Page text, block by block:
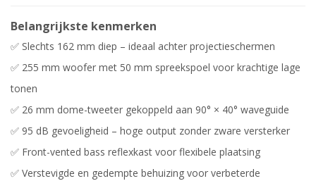
Belangrijkste kenmerken
✅ Slechts 162 mm diep – ideaal achter projectieschermen
✅ 255 mm woofer met 50 mm spreekspoel voor krachtige lage
tonen
✅ 26 mm dome-tweeter gekoppeld aan 90° × 40° waveguide
✅ 95 dB gevoeligheid – hoge output zonder zware versterker
✅ Front-vented bass reflexkast voor flexibele plaatsing
✅ Verstevigde en gedempte behuizing voor verbeterde